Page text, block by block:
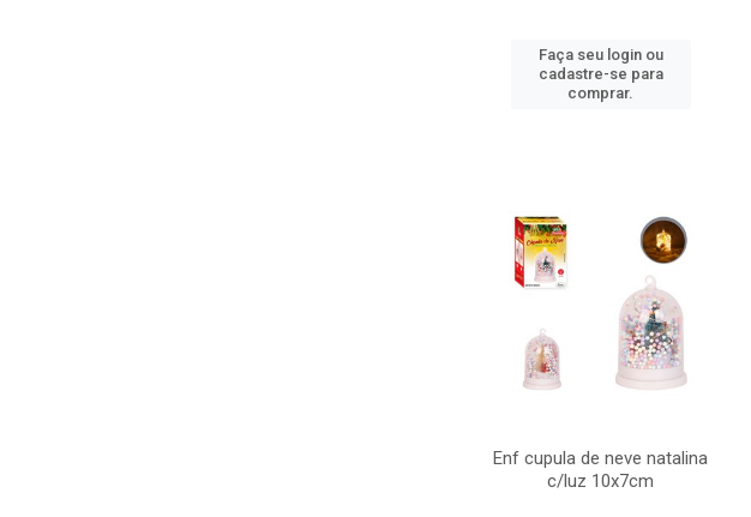
Faça seu login ou
cadastre-se para
comprar.
Enf cupula de neve natalina
c/luz 10x7cm